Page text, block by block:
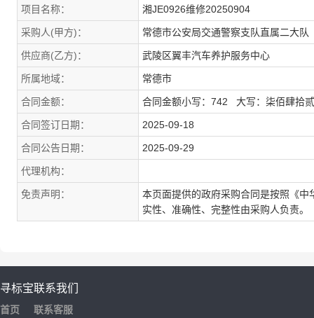
项目名称： 湘JE0926维修20250904
采购人(甲方)： 常德市公安局交通警察支队直属二大队
供应商(乙方)： 武陵区翼丰汽车养护服务中心
所属地域： 常德市
合同金额： 合同金额小写：742 大写：柒佰肆拾
合同签订日期： 2025-09-18
合同公告日期： 2025-09-29
代理机构：
免责声明：
本页面提供的政府采购合同是按照《
实性、准确性、完整性由采购人负责。
寻标宝
首页
联系我们
联系客服